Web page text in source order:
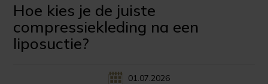
Hoe kies je de juiste
compressiekleding na een
liposuctie?
01.07.2026